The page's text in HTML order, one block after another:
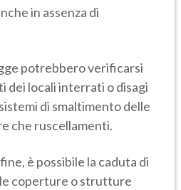
in assenza di
potrebbero verificarsi
dei locali interrati o disagi
di smaltimento delle
che ruscellamenti.
è possibile la caduta di
coperture o strutture